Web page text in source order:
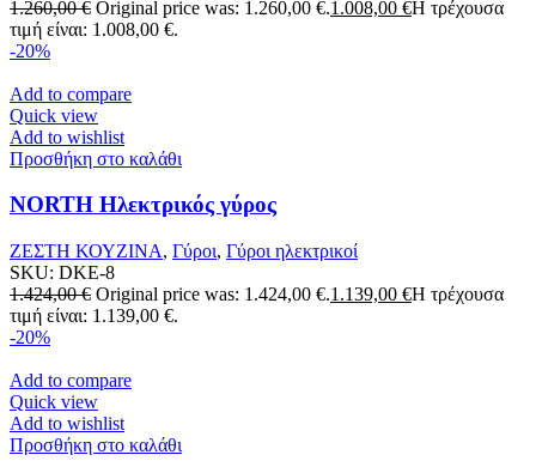
1.260,00€ Original price was: 1.260,00 €.1.008,00 €Η τρέχουσα
τιμή είναι: 1.008,00 €.
-20%
Add to compare
Quick view
Add to wishlist
Προσθήκη στο καλάθι
NORTH Ηλεκτρικός γύρος
ΖΕΣΤΗ ΚΟΥΖΙΝΑ, Γύροι, Γύροι ηλεκτρικοί
SKU: DKE-8
1.424,00€ Original price was: 1.424,00 €.1.139,00 €Η τρέχουσα
τιμή είναι: 1.139,00 €.
-20%
Add to compare
Quick view
Add to wishlist
Προσθήκη στο καλάθι